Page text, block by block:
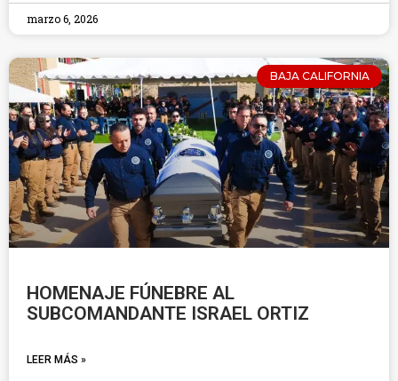
marzo 6, 2026
BAJA CALIFORNIA
HOMENAJE FÚNEBRE AL
SUBCOMANDANTE ISRAEL ORTIZ
LEER MÁS »